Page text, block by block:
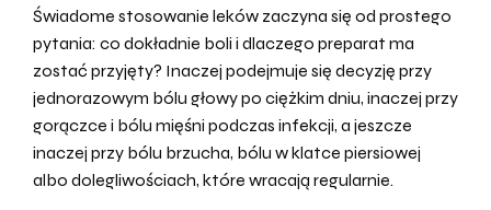
Świadome stosowanie leków zaczyna się od prostego
pytania: co dokładnie boli i dlaczego preparat ma
zostać przyjęty? Inaczej podejmuje się decyzję przy
jednorazowym bólu głowy po ciężkim dniu, inaczej przy
gorączce i bólu mięśni podczas infekcji, a jeszcze
inaczej przy bólu brzucha, bólu w klatce piersiowej
albo dolegliwościach, które wracają regularnie.